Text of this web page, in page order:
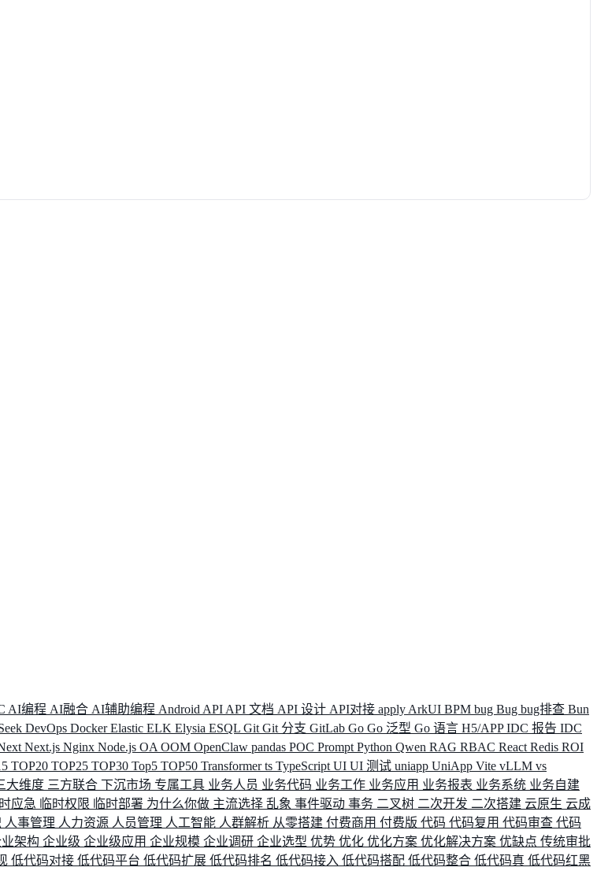
AI编程 AI融合 AI辅助编程 Android API API 文档 API 设计 API对接 apply ArkUI BPM bug Bug bug排查 Bun
DevOps DockerElastic ELK Elysia ESQL Git Git 分支 GitLab Go Go 泛型 Go 语言 H5/APPIDC 报告 IDC
Next.js Nginx Node.js OA OOM OpenClaw pandas POC Prompt Python Qwen RAG RBAC React Redis ROI
TOP20 TOP25 TOP30 Top5 TOP50 Transformerts TypeScript UI UI 测试 uniapp UniApp Vite vLLM vs
大维度 三方联合 下沉市场 专属工具 业务人员 业务代码 业务工作 业务应用 业务报表 业务系统 业务自建
应急 临时权限 临时部署 为什么你做 主流选择 乱象 事件驱动 事务 二叉树 二次开发 二次搭建 云原生 云成
人事管理 人力资源 人员管理 人工智能 人群解析 从零搭建 付费商用 付费版 代码 代码复用 代码审查 代码
架构 企业级 企业级应用 企业规模 企业调研 企业选型 优势 优化 优化方案 优化解决方案 优缺点 传统审批
低代码对接 低代码平台 低代码扩展 低代码排名 低代码接入 低代码搭配 低代码整合 低代码真 低代码红黑